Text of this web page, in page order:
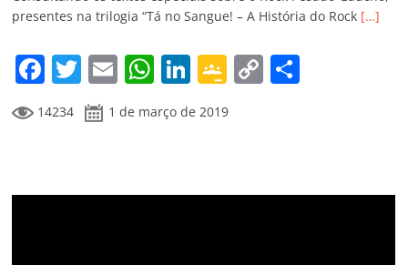
ro
o
m
presentes na trilogia “Tá no Sangue! – A História do Rock […]
F
a
c
b
T
w
itt
E
m
ai
W
h
at
A
Li
n
k
dI
G
o
o
e
C
o
Li ar
14234 1 de março de 2019